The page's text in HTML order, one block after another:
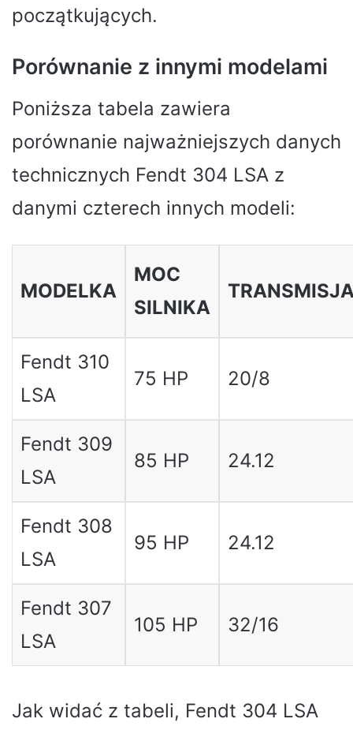
początkujących.
Porównanie z innymi modelami
Poniższa tabela zawiera
porównanie najważniejszych danych
technicznych Fendt 304 LSA z
danymi czterech innych modeli:
MODELKA
MOC
SILNIKA
Fendt 310
LSA
75 HP 20/8
Fendt 309
LSA
85 HP 24.12
Fendt 308
LSA
95 HP 24.12
Fendt 307
LSA
105 HP 32/16
Jak widać z tabeli, Fendt 304 LSA